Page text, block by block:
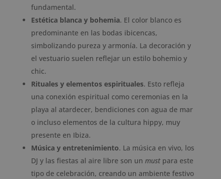
fundamental.
Estética blanca y bohemia. El color blanco es
predominante en las bodas ibicencas,
simbolizando pureza y armonía. La decoración y
el vestuario suelen reflejar un estilo bohemio y
chic.
Rituales y elementos espirituales. Esto refleja
una conexión espiritual como ceremonias en la
playa al atardecer, bendiciones con agua de mar
o incluso elementos de la cultura hippy, muy
presente en Ibiza.
Música y entretenimiento. La música en vivo, los
DJ y las fiestas al aire libre son un mustpara este
tipo de celebración, creando un ambiente festivo